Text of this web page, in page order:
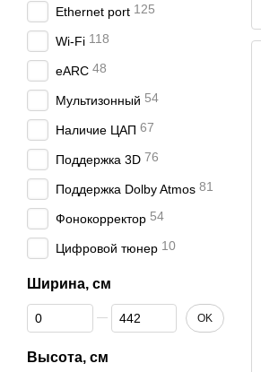
Ethernet port 125
Wi-Fi 118
eARC 48
Мультизонный 54
Наличие ЦАП 67
Поддержка 3D 76
Поддержка Dolby Atmos 81
Фонокорректор 54
Цифровой тюнер 10
Ширина, см
От Ширина, см
До Ширина, см OK
Высота, см